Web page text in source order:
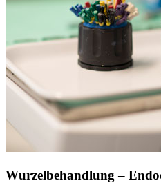
Wurzelbehandlung –